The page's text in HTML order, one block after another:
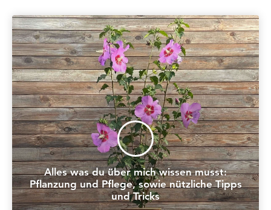
Alles was du über mich wissen musst:
Pflanzung und Pflege, sowie nützliche Tipps
und Tricks